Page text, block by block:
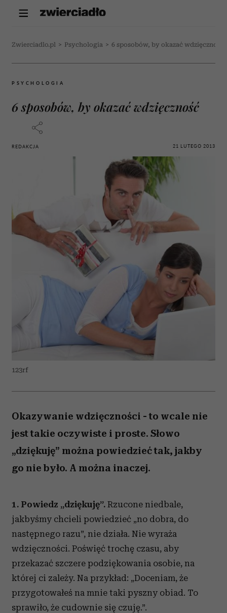
Zwierciadlo.pl > Psychologia > 6 sposobów, by okazać wdzięczność
PSYCHOLOGIA
6 sposobów, by okazać wdzięczność
REDAKCJA 21 LUTEGO 2013
123rf
Okazywanie wdzięczności - to wcale nie
jest takie oczywiste i proste. Słowo
„dziękuję” można powiedzieć tak, jakby
go nie było. A można inaczej.
1. Powiedz „dziękuję”. Rzucone niedbale,
jakbyśmy chcieli powiedzieć „no dobra, do
następnego razu”, nie działa. Nie wyraża
wdzięczności. Poświęć trochę czasu, aby
przekazać szczere podziękowania osobie, na
której ci zależy. Na przykład: „Doceniam, że
przygotowałeś na mnie taki pyszny obiad. To
sprawiło, że cudownie się czuję.”.